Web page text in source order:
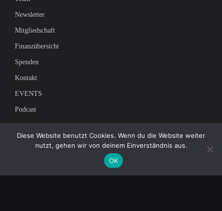
Newsletter
Mitgliedschaft
Finanzübersicht
Spenden
Kontakt
EVENTS
Podcast
Newsletter
Tragen Sie sich in unsere Mailingliste ein, um die neuesten Nachrichten
über unabhängigen Journalismus zu erhalten:
Diese Website benutzt Cookies. Wenn du die Website weiter
nutzt, gehen wir von deinem Einverständnis aus.
OK